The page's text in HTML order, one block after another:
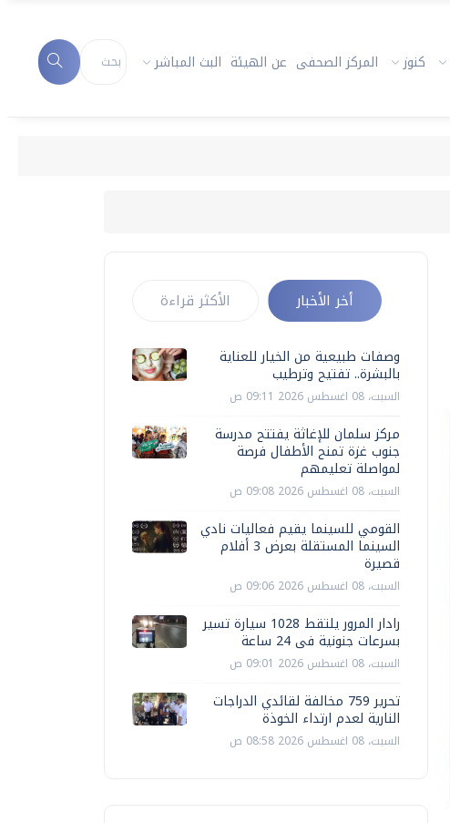
كنوز المركز الصحفى عن الهيئة البث المباشر
أخر الأخبار الأكثر قراءة
وصفات طبيعية من الخيار للعناية
بالبشرة.. تفتيح وترطيب
السبت، 08 اغسطس 2026 09:11 ص
مركز سلمان للإغاثة يفتتح مدرسة
جنوب غزة تمنح الأطفال فرصة
لمواصلة تعليمهم
السبت، 08 اغسطس 2026 09:08 ص
القومي للسينما يقيم فعاليات نادي
السينما المستقلة بعرض 3 أفلام
قصيرة
السبت، 08 اغسطس 2026 09:06 ص
رادار المرور يلتقط 1028 سيارة تسير
بسرعات جنونية فى 24 ساعة
السبت، 08 اغسطس 2026 09:01 ص
تحرير 759 مخالفة لقائدي الدراجات
النارية لعدم ارتداء الخوذة
السبت، 08 اغسطس 2026 08:58 ص